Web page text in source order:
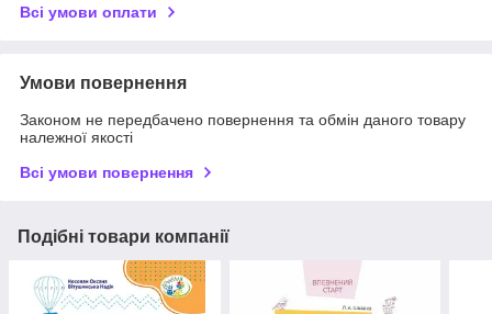
Всі умови оплати
Умови повернення
Законом не передбачено повернення та обмін даного товару
належної якості
Всі умови повернення
Подібні товари компанії